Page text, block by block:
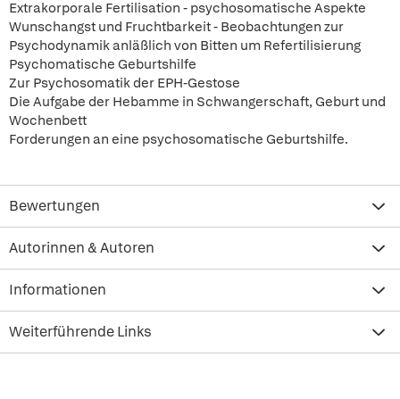
Extrakorporale Fertilisation - psychosomatische Aspekte
Wunschangst und Fruchtbarkeit - Beobachtungen zur
Psychodynamik anläßlich von Bitten um Refertilisierung
Psychomatische Geburtshilfe
Zur Psychosomatik der EPH-Gestose
Die Aufgabe der Hebamme in Schwangerschaft, Geburt und
Wochenbett
Forderungen an eine psychosomatische Geburtshilfe.
Bewertungen
Autorinnen & Autoren
Informationen
Weiterführende Links